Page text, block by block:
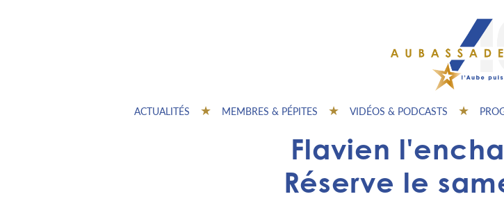
ACTUALITÉS MEMBRES & PÉPITES VIDÉOS & PODCASTS
Flavien
Réserve le